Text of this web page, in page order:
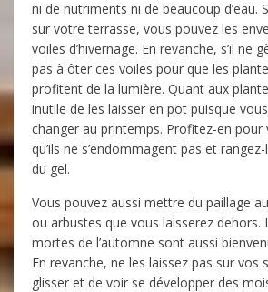
ni de nutriments ni de beaucoup d’eau.
sur votre terrasse, vous pouvez les
voiles d’hivernage. En revanche, s’il ne
pas à ôter ces voiles pour que les
profitent de la lumière. Quant aux
inutile de les laisser en pot puisque
changer au printemps. Profitez-en pour
qu’ils ne s’endommagent pas et rangez-
du gel.
Vous pouvez aussi mettre du paillage
ou arbustes que vous laisserez dehors.
mortes de l’automne sont aussi
En revanche, ne les laissez pas sur vos
glisser et de voir se développer des